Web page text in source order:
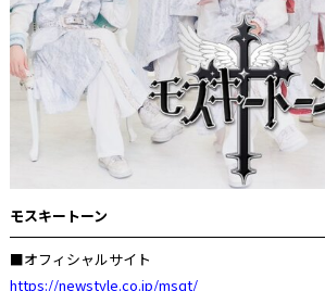
モスキートーン
■オフィシャルサイト
https://newstyle.co.jp/msqt/